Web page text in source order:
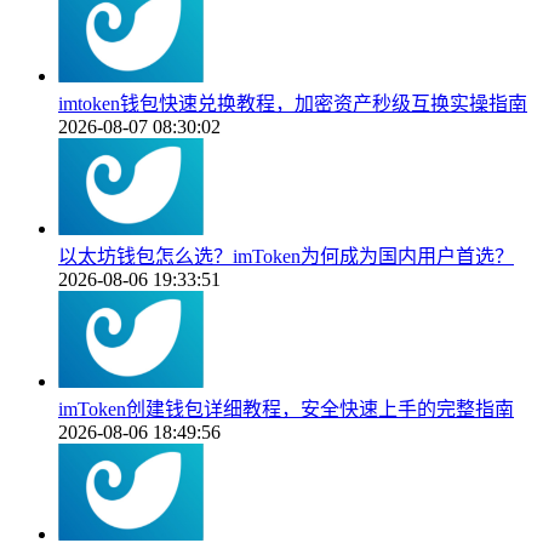
imtoken钱包快速兑换教程，加密资产秒级互换实操指南
2026-08-07 08:30:02
以太坊钱包怎么选？imToken为何成为国内用户首选？
2026-08-06 19:33:51
imToken创建钱包详细教程，安全快速上手的完整指南
2026-08-06 18:49:56